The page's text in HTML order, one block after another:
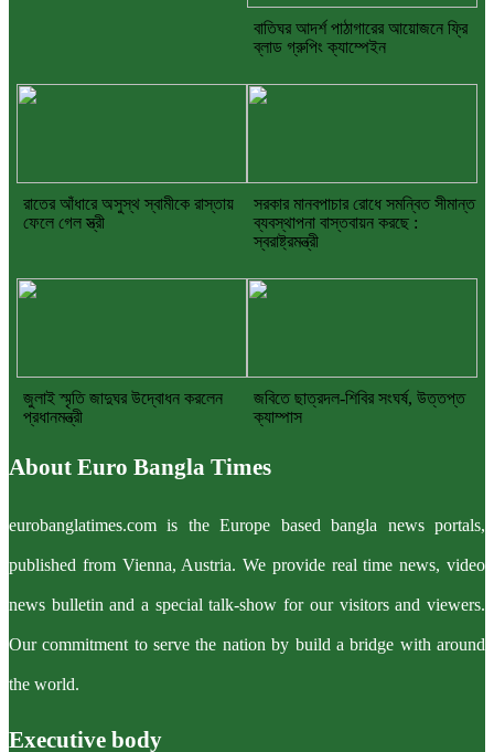
বাতিঘর আদর্শ পাঠাগারের আয়োজনে ফ্রি
ব্লাড গ্রুপিং ক্যাম্পেইন
রাতের আঁধারে অসুস্থ স্বামীকে রাস্তায়
ফেলে গেল স্ত্রী
সরকার মানবপাচার রোধে সমন্বিত সীমান্ত
ব্যবস্থাপনা বাস্তবায়ন করছে :
স্বরাষ্ট্রমন্ত্রী
জুলাই স্মৃতি জাদুঘর উদ্বোধন করলেন
প্রধানমন্ত্রী
জবিতে ছাত্রদল-শিবির সংঘর্ষ, উত্তপ্ত
ক্যাম্পাস
About Euro Bangla Times
eurobanglatimes.com is the Europe based bangla news portals,
published from Vienna, Austria. We provide real time news, video
news bulletin and a special talk-show for our visitors and viewers.
Our commitment to serve the nation by build a bridge with around
the world.
Executive body